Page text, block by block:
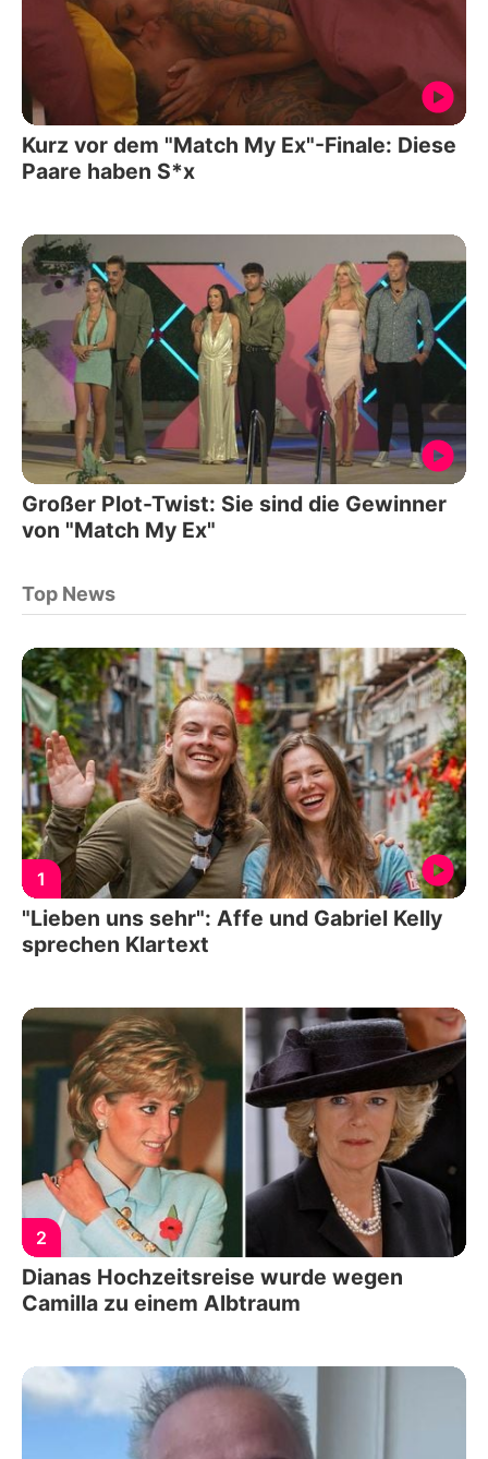
Kurz vor dem "Match My Ex"-Finale: Diese
Paare haben S*x
Großer Plot-Twist: Sie sind die Gewinner
von "Match My Ex"
Top News
1
"Lieben uns sehr": Affe und Gabriel Kelly
sprechen Klartext
2
Dianas Hochzeitsreise wurde wegen
Camilla zu einem Albtraum